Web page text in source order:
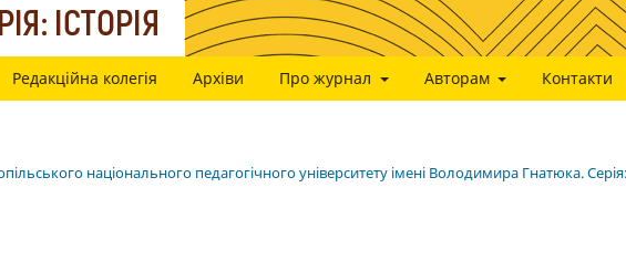
Редакційна колегія Архіви Про журнал Авторам Контакти
національного педагогічного університету імені Володимира Гнатюка.